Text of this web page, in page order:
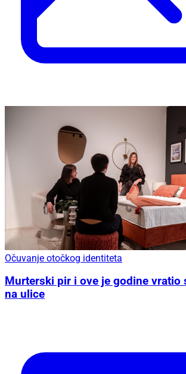
Očuvanje otočkog identiteta
Murterski pir i ove je godine vratio
na ulice